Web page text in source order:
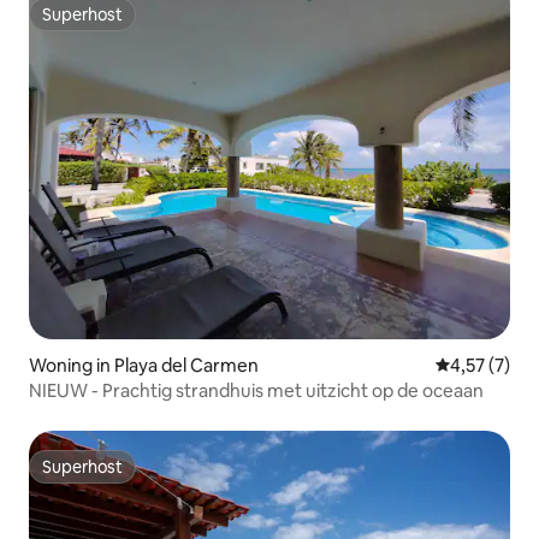
Superhost
Superhost
Woning in Playa del Carmen
4,57 (7)
NIEUW - Prachtig strandhuis met uitzicht op de oceaan
Superhost
Superhost